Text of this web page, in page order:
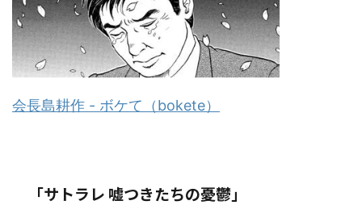
会長島耕作 - ボケて（bokete）
「サトラレ 嘘つきたちの憂鬱」